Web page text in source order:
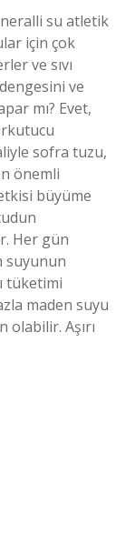
su atletik
için çok
ve sıvı
ve
mı? Evet,
sofra tuzu,
önemli
büyüme
Her gün
suyunun
tüketimi
maden suyu
Aşırı